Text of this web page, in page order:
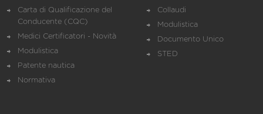
Carta di Qualificazione del
Conducente (CQC)
Medici Certificatori - Novità
Modulistica
Patente nautica
Normativa
Collaudi
Modulistica
Documento Unico
STED